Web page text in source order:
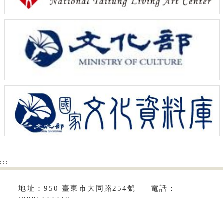
:::
地址：950 臺東市大同路254號 電話：